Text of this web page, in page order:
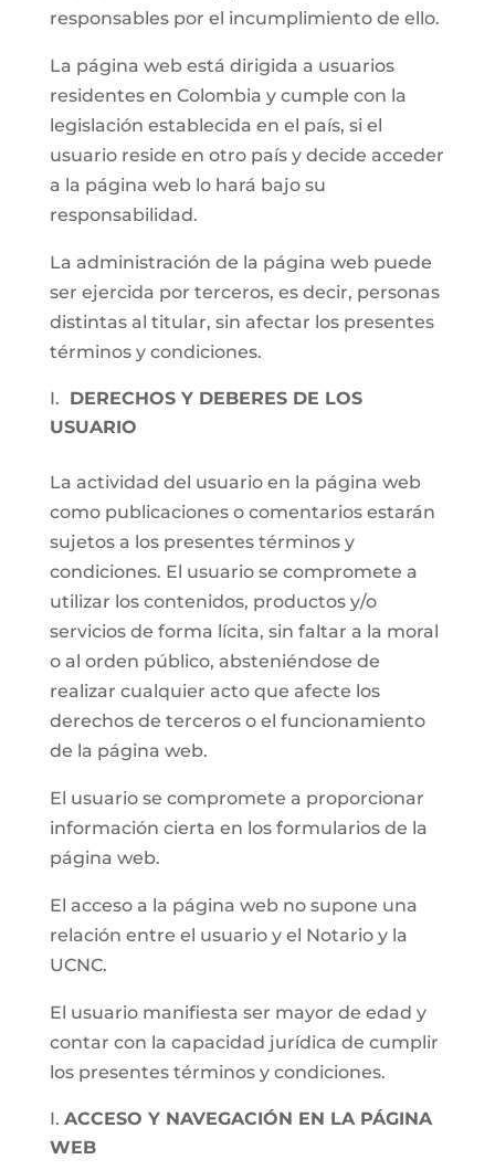
responsables por el incumplimiento de ello.
La página web está dirigida a usuarios
residentes en Colombia y cumple con la
legislación establecida en el país, si el
usuario reside en otro país y decide acceder
a la página web lo hará bajo su
responsabilidad.
La administración de la página web puede
ser ejercida por terceros, es decir, personas
distintas al titular, sin afectar los presentes
términos y condiciones.
DERECHOS Y DEBERES DE LOS
USUARIO
La actividad del usuario en la página web
como publicaciones o comentarios estarán
sujetos a los presentes términos y
condiciones. El usuario se compromete a
utilizar los contenidos, productos y/o
servicios de forma lícita, sin faltar a la moral
o al orden público, absteniéndose de
realizar cualquier acto que afecte los
derechos de terceros o el funcionamiento
de la página web.
El usuario se compromete a proporcionar
información cierta en los formularios de la
página web.
El acceso a la página web no supone una
relación entre el usuario y el Notario y la
UCNC.
El usuario manifiesta ser mayor de edad y
contar con la capacidad jurídica de cumplir
los presentes términos y condiciones.
ACCESO Y NAVEGACIÓN EN LA PÁGINA
WEB